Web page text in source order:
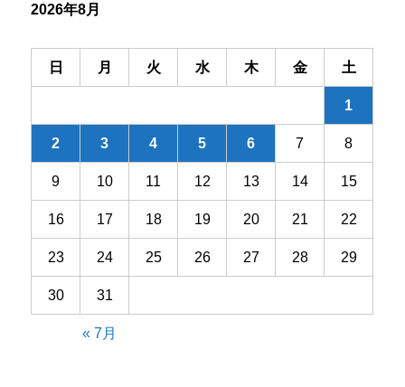
ン
2026年8月
日 月 火 水 木 金 土
1
2 3 4 5 6 7 8
9 10 11 12 13 14 15
16 17 18 19 20 21 22
23 24 25 26 27 28 29
30 31
« 7月